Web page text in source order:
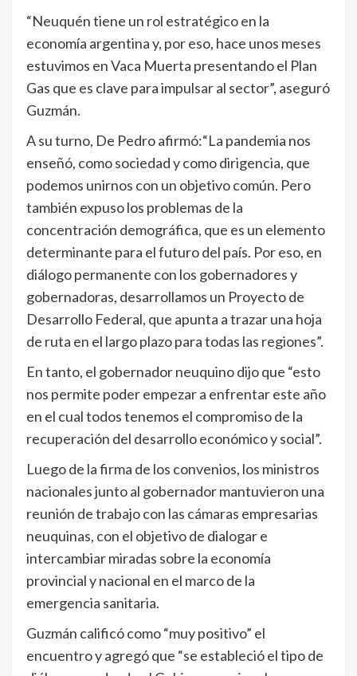
“Neuquén tiene un rol estratégico en la
economía argentina y, por eso, hace unos meses
estuvimos en Vaca Muerta presentando el Plan
Gas que es clave para impulsar al sector”, aseguró
Guzmán.
A su turno, De Pedro afirmó:“La pandemia nos
enseñó, como sociedad y como dirigencia, que
podemos unirnos con un objetivo común. Pero
también expuso los problemas de la
concentración demográfica, que es un elemento
determinante para el futuro del país. Por eso, en
diálogo permanente con los gobernadores y
gobernadoras, desarrollamos un Proyecto de
Desarrollo Federal, que apunta a trazar una hoja
de ruta en el largo plazo para todas las regiones”.
En tanto, el gobernador neuquino dijo que “esto
nos permite poder empezar a enfrentar este año
en el cual todos tenemos el compromiso de la
recuperación del desarrollo económico y social”.
Luego de la firma de los convenios, los ministros
nacionales junto al gobernador mantuvieron una
reunión de trabajo con las cámaras empresarias
neuquinas, con el objetivo de dialogar e
intercambiar miradas sobre la economía
provincial y nacional en el marco de la
emergencia sanitaria.
Guzmán calificó como “muy positivo” el
encuentro y agregó que “se estableció el tipo de